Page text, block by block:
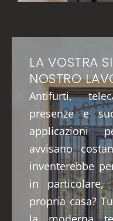
LA VOSTRA
NOSTRO
Antifurti,
presenze e
applicazioni
avvisano
inventerebbe
in particolare,
propria casa?